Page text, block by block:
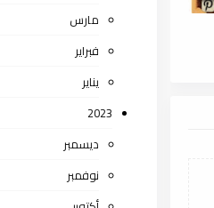
مارس
فبراير
يناير
2023
ديسمبر
نوفمبر